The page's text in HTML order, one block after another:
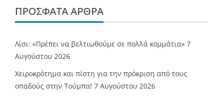
ΠΡΌΣΦΑΤΑ ΆΡΘΡΑ
Λίσι: «Πρέπει να βελτιωθούμε σε πολλά κομμάτια» 7
Αυγούστου 2026
Χειροκρότημα και πίστη για την πρόκριση από τους
οπαδούς στην Τούμπα! 7 Αυγούστου 2026